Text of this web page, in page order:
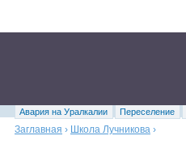
Авария на Уралкалии Переселение
Заглавная › Школа Лучникова ›